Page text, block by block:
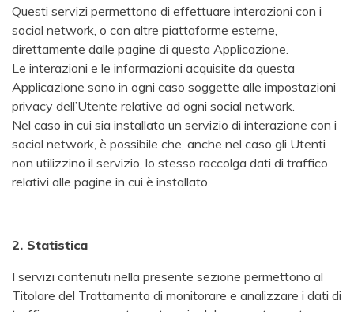
Questi servizi permettono di effettuare interazioni con i
social network, o con altre piattaforme esterne,
direttamente dalle pagine di questa Applicazione.
Le interazioni e le informazioni acquisite da questa
Applicazione sono in ogni caso soggette alle impostazioni
privacy dell’Utente relative ad ogni social network.
Nel caso in cui sia installato un servizio di interazione con i
social network, è possibile che, anche nel caso gli Utenti
non utilizzino il servizio, lo stesso raccolga dati di traffico
relativi alle pagine in cui è installato.
2. Statistica
I servizi contenuti nella presente sezione permettono al
Titolare del Trattamento di monitorare e analizzare i dati di